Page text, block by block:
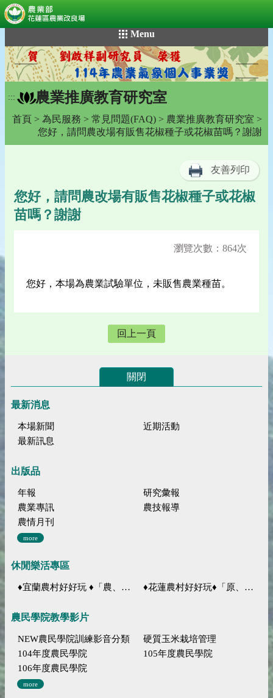
到
主
要
內
容
Menu
::: 農業推廣教育研究室
首頁 > 為民服務 > 常見問題(FAQ) > 農業推廣教育研究室 >
您好，請問農改場有販售花椒種子或花椒苗嗎？謝謝
友善列印
您好，請問農改場有販售花椒種子或花椒
苗嗎？謝謝
瀏覽次數：864次
您好，本場為農業試驗單位，未販售農業種苗。
回上一頁
關閉
最新消息
本場新聞
近期活動
最新訊息
出版品
年報
研究彙報
農業專訊
農技報導
農情月刊
more
休閒樂活專區
♦宜蘭農村好好玩 ♦「農、藝、山、水」四條遊程推薦 ♦花蓮農村好好玩♦「原、生、慢、活」四條遊程推薦
農民學院教學影片
NEW農民學院訓練影音分類
硬質玉米栽培管理
104年度農民學院
105年度農民學院
106年度農民學院
more